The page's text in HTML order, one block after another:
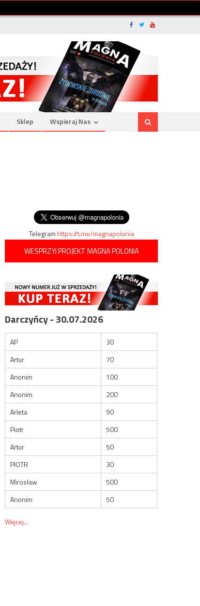
Sklep Wspieraj Nas
Telegramhttps://t.me/magnapolonia
WESPRZYJ PROJEKT MAGNA POLONIA
Darczyńcy - 30.07.2026
AP
30
Artur
70
Anonim
100
Anonim
200
Arleta
90
Piotr
500
Artur
50
PIOTR
30
Mirosław
500
Anonim
50
Więcej...